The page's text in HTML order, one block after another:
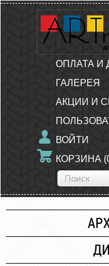
ОПЛАТА И
ГАЛЕРЕЯ
АКЦИИ И
ВОЙТИ
КОРЗИНА (